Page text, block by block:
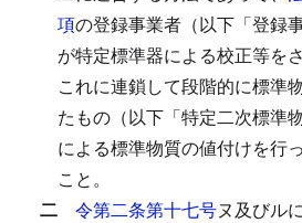
項の登録事業者（以下「登録
が特定標準器による校正等を
これに連鎖して段階的に標準
たもの（以下「特定二次標準
による標準物質の値付けを行
こと。
二 令第二条第十七号ヌ及びル